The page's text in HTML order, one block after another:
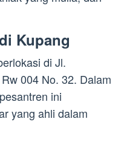
Kupang
di Jl.
004 No. 32. Dalam
ini
yang ahli dalam